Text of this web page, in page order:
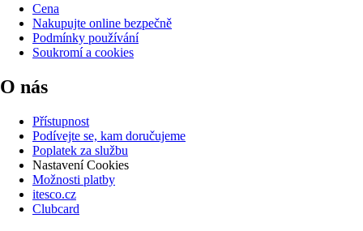
Cena
Nakupujte online bezpečně
Podmínky používání
Soukromí a cookies
O nás
Přístupnost
Podívejte se, kam doručujeme
Poplatek za službu
Nastavení Cookies
Možnosti platby
itesco.cz
Clubcard